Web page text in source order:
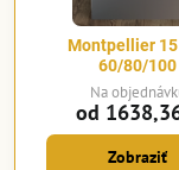
Montpellier
60/80/100
Na
od
Zobraziť